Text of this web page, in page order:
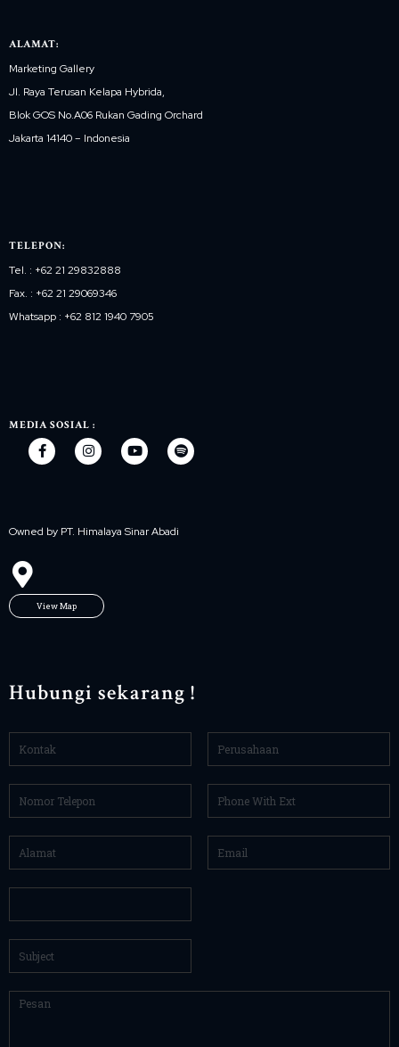
ALAMAT:
Marketing Gallery
Jl. Raya Terusan Kelapa Hybrida,
Blok GOS No.A06 Rukan Gading Orchard
Jakarta 14140 – Indonesia
TELEPON:
Tel. : +62 21 29832888
Fax. : +62 21 29069346
Whatsapp : +62 812 1940 7905
MEDIA SOSIAL :
Owned by PT. Himalaya Sinar Abadi
View Map
Hubungi sekarang !